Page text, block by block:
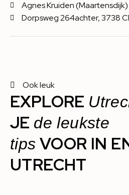
Agnes Kruiden (Maartensdijk)
Dorpsweg 264achter, 3738
Ook leuk
EXPLORE
JE de leukste
tips VOOR IN
UTRECHT